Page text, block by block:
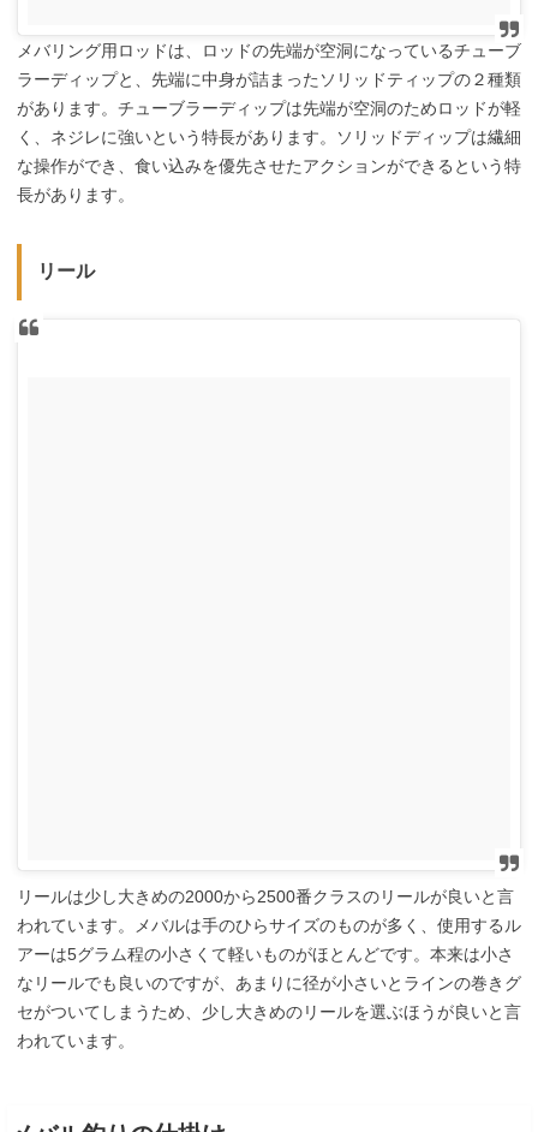
メバリング用ロッドは、ロッドの先端が空洞になっているチューブ
ラーディップと、先端に中身が詰まったソリッドティップの２種類
があります。チューブラーディップは先端が空洞のためロッドが軽
く、ネジレに強いという特長があります。ソリッドディップは繊細
な操作ができ、食い込みを優先させたアクションができるという特
長があります。
リール
リールは少し大きめの2000から2500番クラスのリールが良いと言
われています。メバルは手のひらサイズのものが多く、使用するル
アーは5グラム程の小さくて軽いものがほとんどです。本来は小さ
なリールでも良いのですが、あまりに径が小さいとラインの巻きグ
セがついてしまうため、少し大きめのリールを選ぶほうが良いと言
われています。